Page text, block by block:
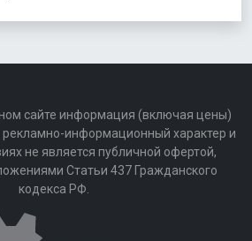
сайте информация (включая цены)
рекламно-информационный характер и
не является публичной офертой,
Статьи 437 Гражданского
кодекса РФ.